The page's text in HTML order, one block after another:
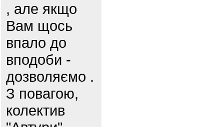
, але якщо
Вам щось
впало до
вподоби -
дозволяємо .
З повагою,
колектив